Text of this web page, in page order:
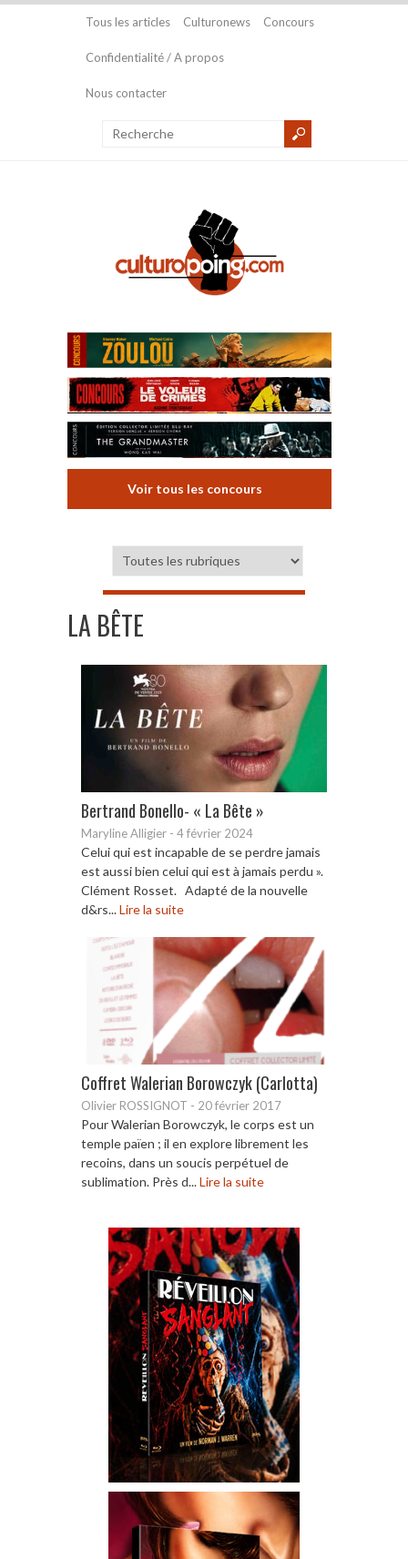
Tous les articles Culturonews Concours
Confidentialité / A propos
Nous contacter
Voir tous les concours
LA BÊTE
Bertrand Bonello- « La Bête »
Maryline Alligier - 4 février 2024
Celui qui est incapable de se perdre jamais
est aussi bien celui qui est à jamais perdu ».
Clément Rosset. Adapté de la nouvelle
d&rs...Lire la suite
Coffret Walerian Borowczyk (Carlotta)
Olivier ROSSIGNOT - 20 février 2017
Pour Walerian Borowczyk, le corps est un
temple païen ; il en explore librement les
recoins, dans un soucis perpétuel de
sublimation. Près d...Lire la suite